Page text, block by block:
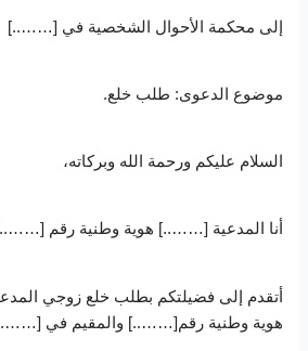
إلى محكمة الأحوال الشخصية في [……..]
موضوع الدعوى: طلب خلع.
السلام عليكم ورحمة الله وبركاته،
أنا المدعية [……..] هوية وطنية رقم
أتقدم إلى فضيلتكم بطلب خلع زوجي
هوية وطنية رقم[……..] والمقيم في